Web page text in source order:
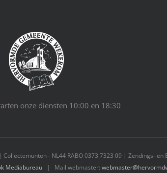
onze diensten 10:00 en 18:30
- NL44 RABO 0373 7323 09 | Zendings-
Mediabureau | Mail webmaster: